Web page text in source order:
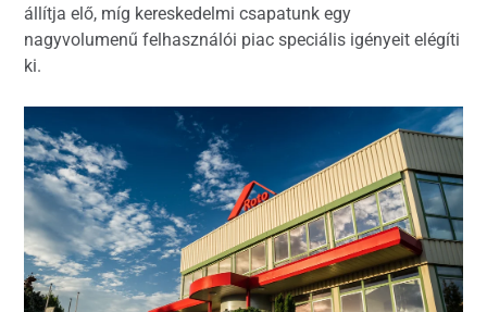
állítja elő, míg kereskedelmi csapatunk egy
nagyvolumenű felhasználói piac speciális igényeit elégíti
ki.